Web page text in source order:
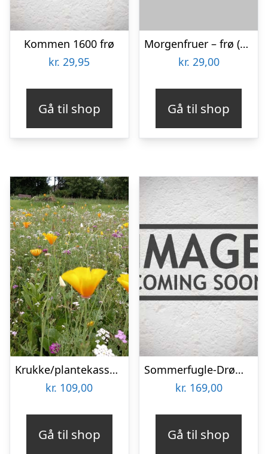
Kommen 1600 frø
kr. 29,95
Gå til shop
Morgenfruer – frø (øko)
kr. 29,00
Gå til shop
Krukke/plantekasse blomsterblanding – 50 m2
kr. 109,00
Gå til shop
Sommerfugle-Drøm – Blomsterfrø 30m2
kr. 169,00
Gå til shop